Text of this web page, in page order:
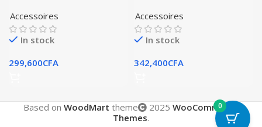
Accessoires
In stock
299,600CFA
Accessoires
In stock
342,400CFA
Based on WoodMart theme 2025 WooCommerce
Themes.
0